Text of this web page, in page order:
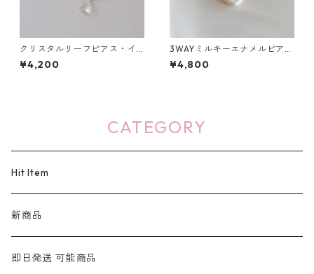
クリスタルリーフピアス・イ
ヤリング：526
¥4,200
3WAYミルキーエナメルピア
ス：636
¥4,800
CATEGORY
Hit Item
新商品
即日発送 可能商品